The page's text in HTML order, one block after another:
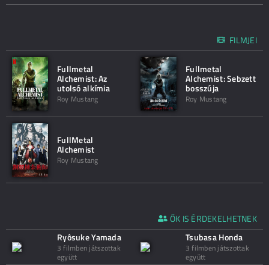
FILMJEI
Fullmetal
Alchemist: Az
utolsó alkímia
Roy Mustang
Fullmetal
Alchemist: Sebzett
bosszúja
Roy Mustang
FullMetal
Alchemist
Roy Mustang
ŐK IS ÉRDEKELHETNEK
Ryôsuke Yamada
3 filmben játszottak
együtt
Tsubasa Honda
3 filmben játszottak
együtt